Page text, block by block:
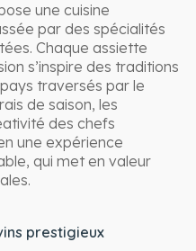
une cuisine
par des spécialités
Chaque assiette
s’inspire des traditions
traversés par le
de saison, les
des chefs
une expérience
qui met en valeur
prestigieux